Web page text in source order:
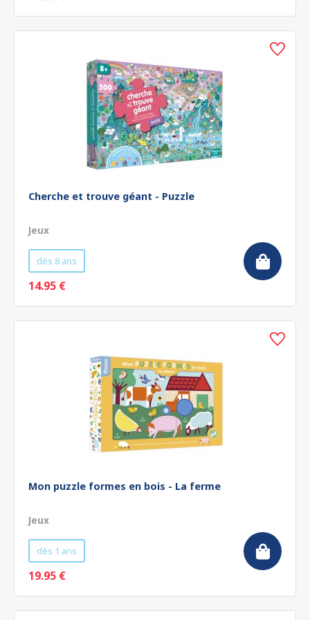
Cherche et trouve géant - Puzzle
Jeux
dès 8 ans
14.95 €
Mon puzzle formes en bois - La ferme
Jeux
dès 1 ans
19.95 €